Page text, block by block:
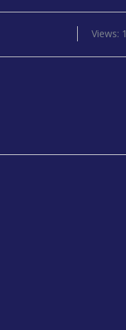
Views: